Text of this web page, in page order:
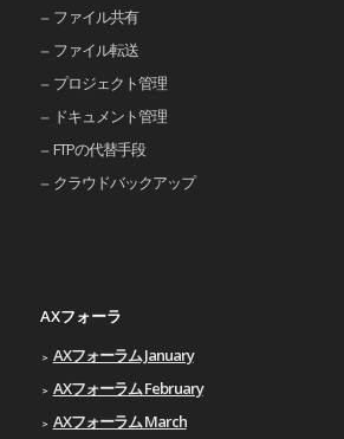
ファイル共有
ファイル転送
プロジェクト管理
ドキュメント管理
FTPの代替手段
クラウドバックアップ
AXフォーラ
AXフォーラム January
AXフォーラム February
AXフォーラム March